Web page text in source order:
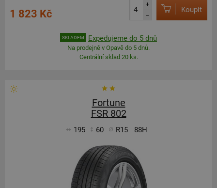
1 823 Kč
+
–
Koupit
SKLADEM Expedujeme do 5 dnů
Na prodejně v Opavě do 5 dnů.
Centrální sklad 20 ks.
Fortune
FSR 802
195 60 R15 88H